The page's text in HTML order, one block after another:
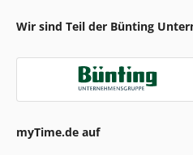
Wir sind Teil der Bünting
myTime.de auf